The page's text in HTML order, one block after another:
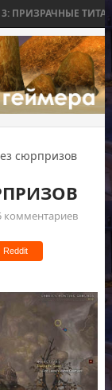
ТИТАНЫ И
сюрпризов
комментариев
Reddit